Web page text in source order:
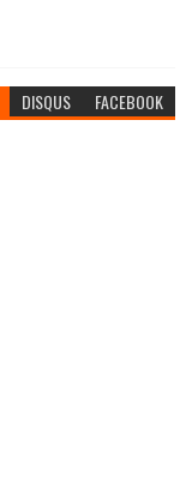
DISQUS FACEBOOK